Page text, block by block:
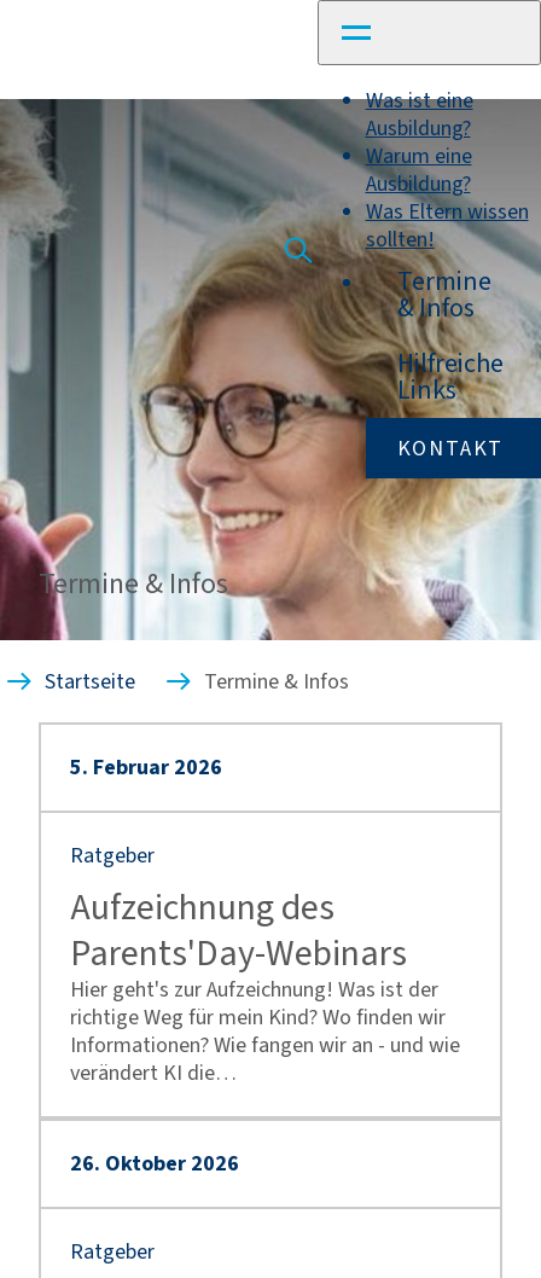
Was ist eine
Ausbildung?
Warum eine
Ausbildung?
Was Eltern wissen
sollten!
Termine
& Infos
Hilfreiche
Links
KONTAKT
Termine & Infos
Startseite Termine & Infos
5. Februar 2026
Ratgeber
Aufzeichnung des
Parents'Day-Webinars
Hier geht's zur Aufzeichnung! Was ist der
richtige Weg für mein Kind? Wo finden wir
Informationen? Wie fangen wir an - und wie
verändert KI die…
26. Oktober 2026
Ratgeber